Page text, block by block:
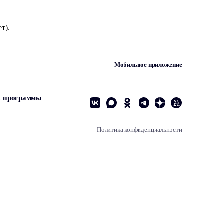
Мобильное приложение
программы
Политика конфиденциальности